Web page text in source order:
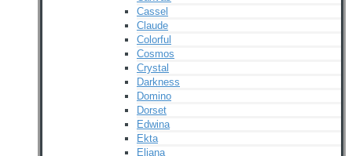
Cassel
Claude
Colorful
Cosmos
Crystal
Darkness
Domino
Dorset
Edwina
Ekta
Eliana